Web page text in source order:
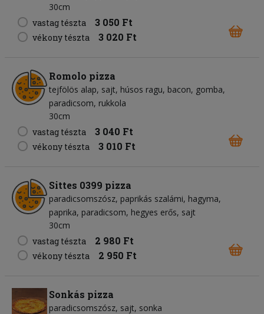
30cm
vastag tészta
3 050 Ft
vékony tészta 3 020 Ft
Romolo pizza
tejfölös alap sajt húsos ragu bacon gomba
paradicsom rukkola
30cm
vastag tészta
3 040 Ft
vékony tészta 3 010 Ft
Sittes 0399 pizza
paradicsomszósz paprikás szalámi hagyma
paprika paradicsom hegyes erős sajt
30cm
vastag tészta
2 980 Ft
vékony tészta 2 950 Ft
Sonkás pizza
paradicsomszósz sajt sonka